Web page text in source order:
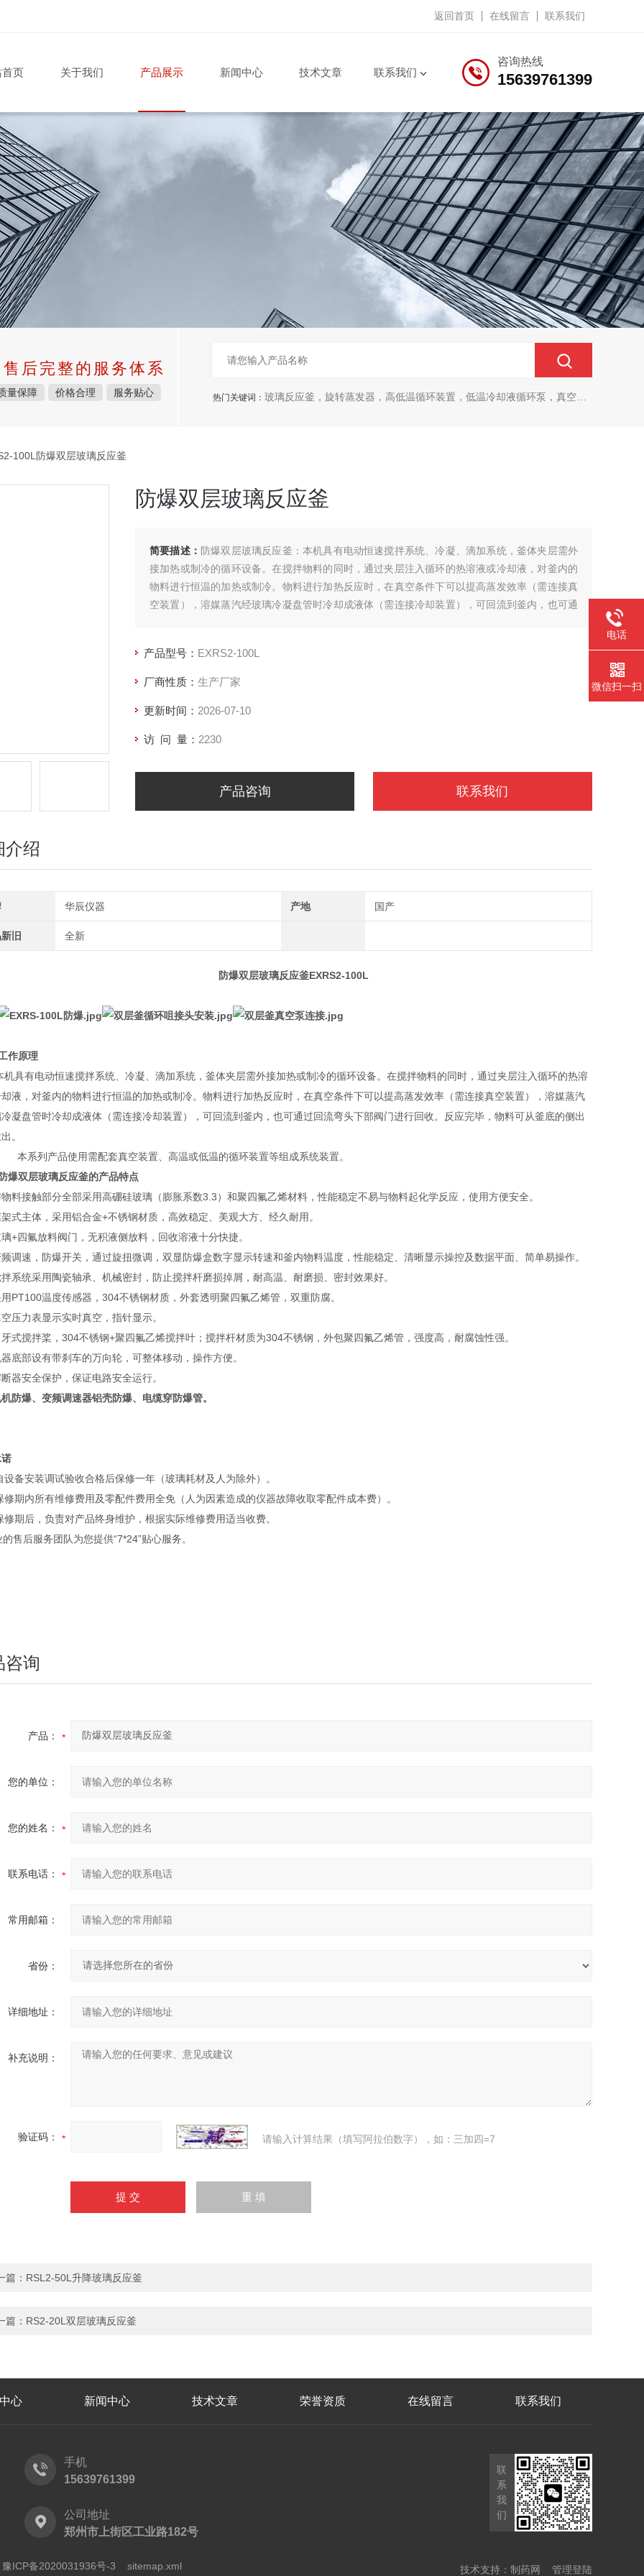
返回首页 在线留言 联系我们
咨询热线
15639761399
首页 关于我们 产品展示 新闻中心 技术文章 联系我们
后完整的服务体系
量保障 价格合理 服务贴心 热门关键词： 玻璃反应釜，旋转蒸发器，高低温循环装置，低温冷却液循环泵，真空冷冻干燥机
100L防爆双层玻璃反应釜
防爆双层玻璃反应釜
简要描述： 防爆双层玻璃反应釜：本机具有电动恒速搅拌系统、冷凝、滴加系统，釜体夹层需外
接加热或制冷的循环设备。在搅拌物料的同时，通过夹层注入循环的热溶液或冷却液，对釜内的
物料进行恒温的加热或制冷。物料进行加热反应时，在真空条件下可以提高蒸发效率（需连接真
空装置），溶媒蒸汽经玻璃冷凝盘管时冷却成液体（需连接冷却装置），可回流到釜内，也可通
产品型号： EXRS2-100L
厂商性质： 生产厂家
更新时间： 2026-07-10
访 问 量： 2230
产品咨询 联系我们
介绍
华辰仪器 产地 国产
旧 全新
防爆双层玻璃反应釜EXRS2-100L
作原理
机具有电动恒速搅拌系统、冷凝、滴加系统，釜体夹层需外接加热或制冷的循环设备。在搅拌物料的同时，通过夹层注入循环的热溶
液，对釜内的物料进行恒温的加热或制冷。物料进行加热反应时，在真空条件下可以提高蒸发效率（需连接真空装置），溶媒蒸汽
凝盘管时冷却成液体（需连接冷却装置），可回流到釜内，也可通过回流弯头下部阀门进行回收。反应完毕，物料可从釜底的侧出
。
本系列产品使用需配套真空装置、高温或低温的循环装置等组成系统装置。
爆双层玻璃反应釜的产品特点
料接触部分全部采用高硼硅玻璃（膨胀系数3.3）和聚四氟乙烯材料，性能稳定不易与物料起化学反应，使用方便安全。
式主体，采用铝合金+不锈钢材质，高效稳定、美观大方、经久耐用。
+四氟放料阀门，无积液侧放料，回收溶液十分快捷。
调速，防爆开关，通过旋扭微调，双显防爆盒数字显示转速和釜内物料温度，性能稳定、清晰显示操控及数据平面、简单易操作。
系统采用陶瓷轴承、机械密封，防止搅拌杆磨损掉屑，耐高温、耐磨损、密封效果好。
PT100温度传感器，304不锈钢材质，外套透明聚四氟乙烯管，双重防腐。
压力表显示实时真空，指针显示。
式搅拌桨，304不锈钢+聚四氟乙烯搅拌叶；搅拌杆材质为304不锈钢，外包聚四氟乙烯管，强度高，耐腐蚀性强。
底部设有带刹车的万向轮，可整体移动，操作方便。
器安全保护，保证电路安全运行。
防爆、变频调速器铝壳防爆、电缆穿防爆管。
备安装调试验收合格后保修一年（玻璃耗材及人为除外）。
期内所有维修费用及零配件费用全免（人为因素造成的仪器故障收取零配件成本费）。
期后，负责对产品终身维护，根据实际维修费用适当收费。
后服务团队为您提供“7*24”贴心服务。
咨询
产品：
您的单位：
您的姓名：
联系电话：
常用邮箱：
省份：
详细地址：
补充说明：
验证码： 请输入计算结果（填写阿拉伯数字），如：三加四=7
篇： RSL2-50L升降玻璃反应釜
篇： RS2-20L双层玻璃反应釜
心 新闻中心 技术文章 荣誉资质 在线留言 联系我们
手机
15639761399
公司地址
郑州市上街区工业路182号
联
系
我
们
ICP备2020031936号-3 sitemap.xml 技术支持： 制药网 管理登陆
电话
微信扫一扫